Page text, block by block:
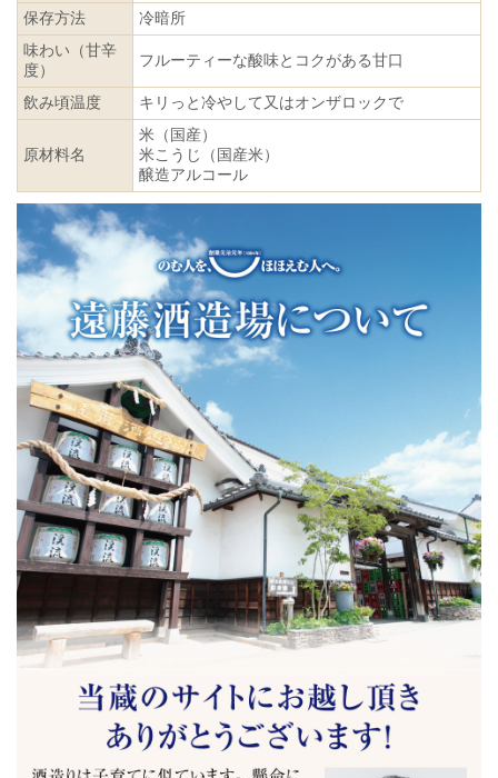
保存方法
冷暗所
味わい（甘辛
度）
フルーティーな酸味とコクがある甘口
飲み頃温度 キリっと冷やして又はオンザロックで
原材料名
米（国産）
米こうじ（国産米）
醸造アルコール